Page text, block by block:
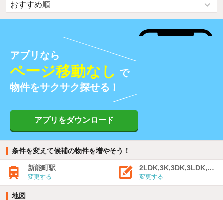
アプリなら
ページ移動なし で
物件をサクサク探せる！
アプリをダウンロード
条件を変えて候補の物件を増やそう！
新能町駅
変更する 変更する
地図